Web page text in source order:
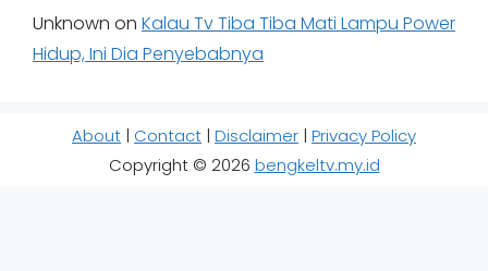
Unknown on Kalau Tv Tiba Tiba Mati Lampu Power
Hidup, Ini Dia Penyebabnya
About | Contact | Disclaimer | Privacy Policy
Copyright © 2026 bengkeltv.my.id